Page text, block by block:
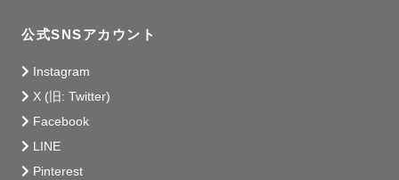
公式SNSアカウント
Instagram
X (旧: Twitter)
Facebook
LINE
Pinterest